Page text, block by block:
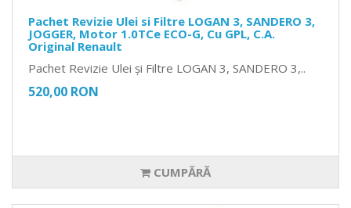
Pachet Revizie Ulei si Filtre LOGAN 3, SANDERO 3,
JOGGER, Motor 1.0TCe ECO-G, Cu GPL, C.A.
Original Renault
Pachet Revizie Ulei și Filtre LOGAN 3, SANDERO 3,..
520,00 RON
CUMPĂRĂ